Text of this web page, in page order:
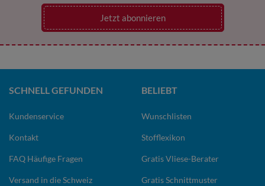
Jetzt abonnieren
SCHNELL GEFUNDEN
Kundenservice
Kontakt
FAQ Häufige Fragen
Versand in die Schweiz
BELIEBT
Wunschlisten
Stofflexikon
Gratis Vliese-Berater
Gratis Schnittmuster